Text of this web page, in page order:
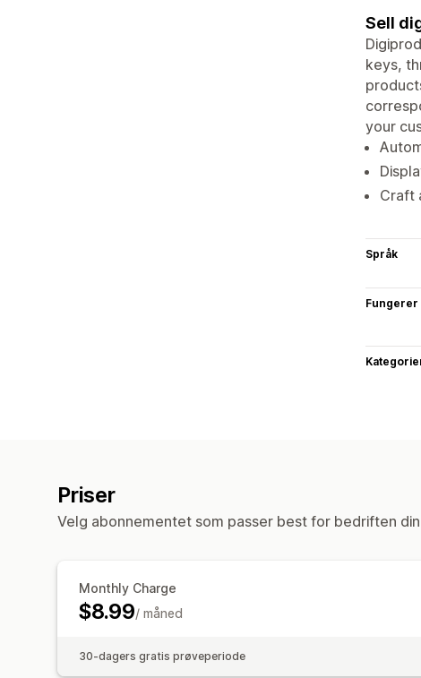
Sell
keys,
your
Craft
Språk
Fungerer
Priser
Velg abonnementet som passer best for bedriften
Monthly Charge
$8.99/ måned
30-dagers gratis prøveperiode